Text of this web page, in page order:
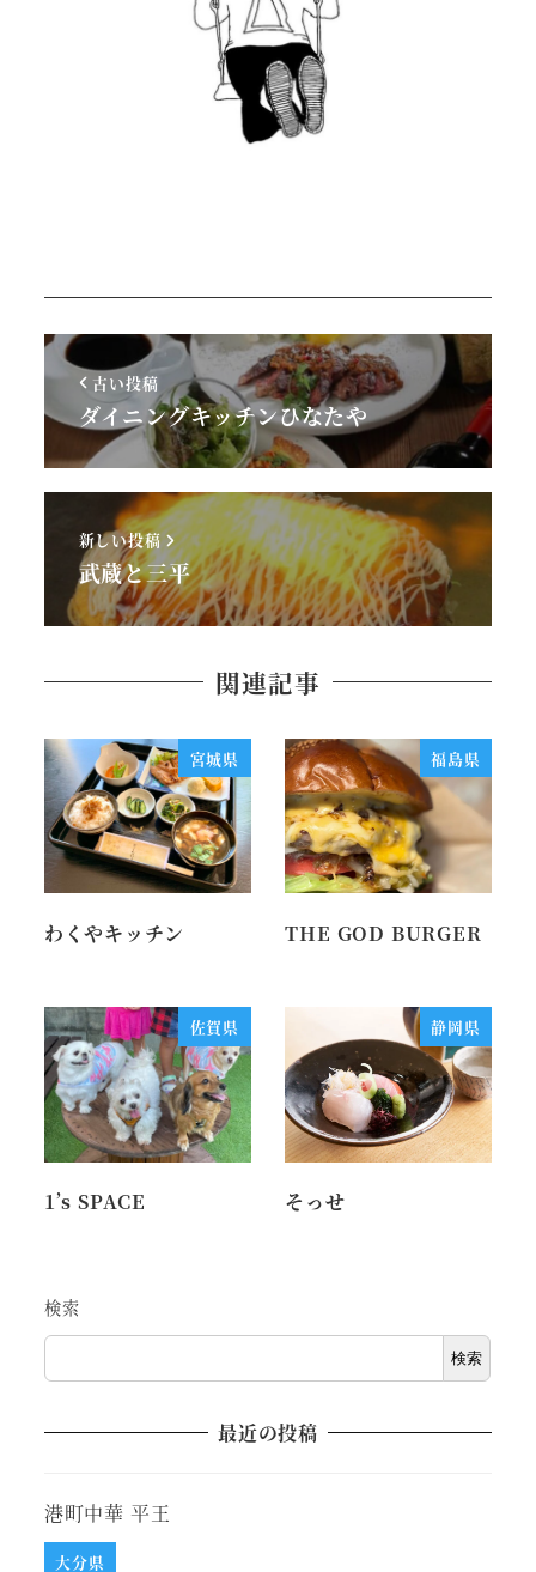
古い投稿
ダイニングキッチンひなたや
新しい投稿
武蔵と三平
関連記事
宮城県
わくやキッチン
福島県
THE GOD BURGER
佐賀県
1’s SPACE
静岡県
そっせ
検索
検索
最近の投稿
港町中華 平王
大分県